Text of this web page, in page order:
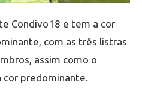
Condivo18 e tem a cor
com as três listras
assim como o
cor predominante.